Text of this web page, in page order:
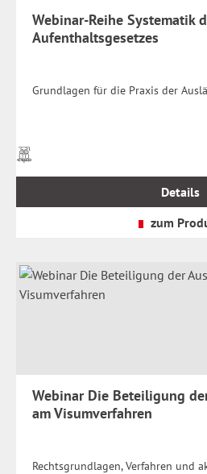
Webinar-Reihe Systematik
Aufenthaltsgesetzes
Grundlagen für die Praxis der
Preise
inkl.
Details
zum
Webinar Die Beteiligung
am Visumverfahren
Rechtsgrundlagen, Verfahren und